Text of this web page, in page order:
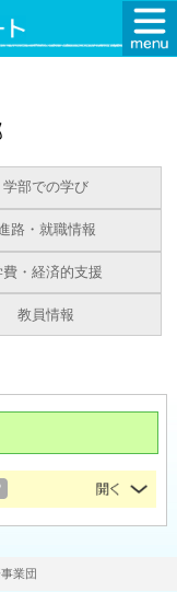
学部での学び
路・就職情報
費・経済的支援
教員情報
業団